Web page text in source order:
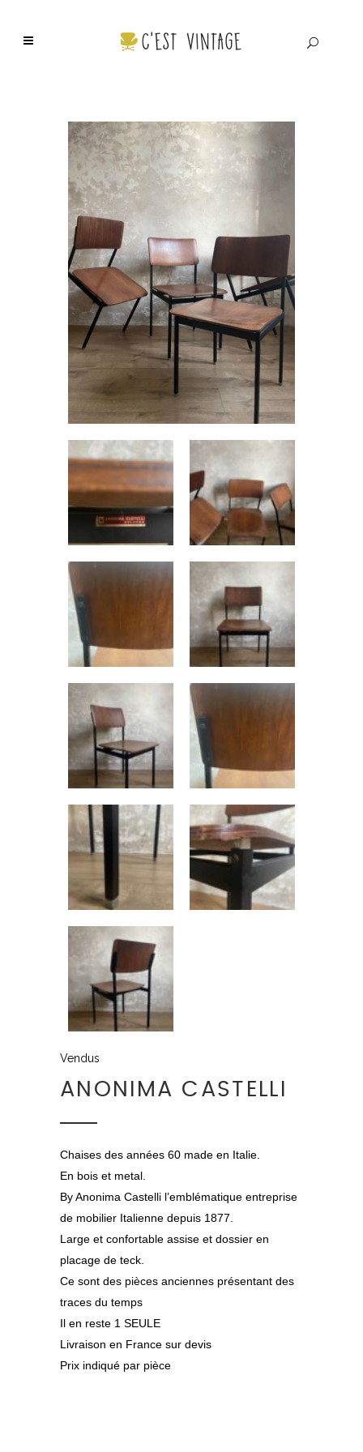
Vendus
ANONIMA CASTELLI
Chaises des années 60 made en Italie.
En bois et metal.
By Anonima Castelli l’emblématique entreprise
de mobilier Italienne depuis 1877.
Large et confortable assise et dossier en
placage de teck.
Ce sont des pièces anciennes présentant des
traces du temps
Il en reste 1 SEULE
Livraison en France sur devis
Prix indiqué par pièce